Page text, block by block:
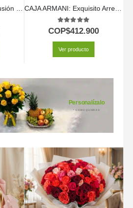
Arreglo Floral Batista: Fusión de Rosas, Girasoles y Frutas Frescas 🌿 CAJA ARMANI: Exquisito Arreglo de Frutas y Rosas Rojas en Corazón 🌹
5.00out of 5
COP$412.900
Ver producto
Personalízalo
* COMO QUIERAS